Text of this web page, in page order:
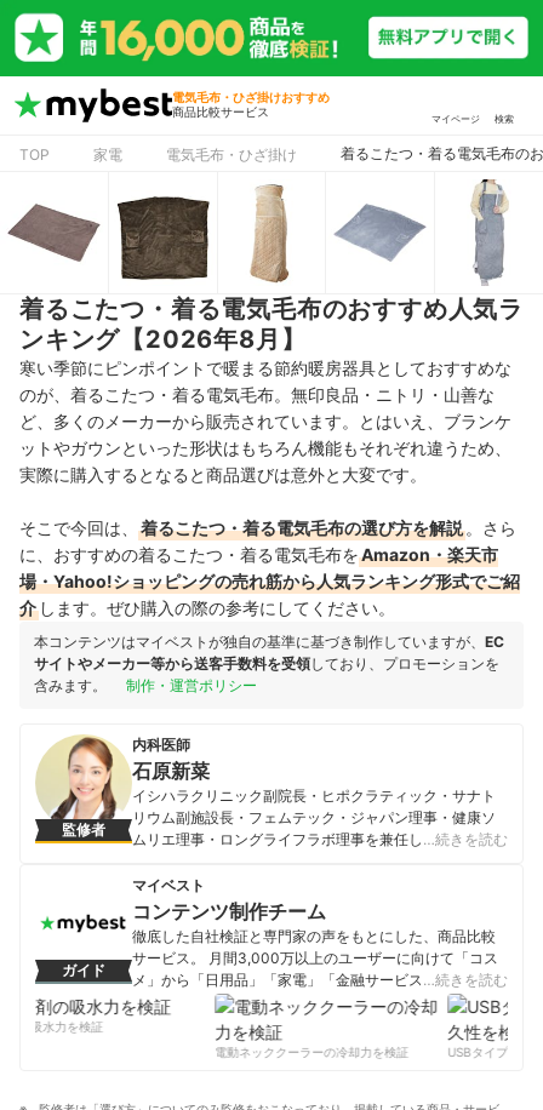
電気毛布・ひざ掛けおすすめ
商品比較サービス
マイページ 検索
TOP 家電 電気毛布・ひざ掛け 着るこたつ・着る電気毛布の
着るこたつ・着る電気毛布のおすすめ人気ラ
ンキング【2026年8月】
寒い季節にピンポイントで暖まる節約暖房器具としておすすめな
のが、着るこたつ・着る電気毛布。無印良品・ニトリ・山善な
ど、多くのメーカーから販売されています。とはいえ、ブランケ
ットやガウンといった形状はもちろん機能もそれぞれ違うため、
実際に購入するとなると商品選びは意外と大変です。
そこで今回は、 着るこたつ・着る電気毛布の選び方を解説 。さら
に、おすすめの着るこたつ・着る電気毛布をAmazon・楽天市
場・Yahoo!ショッピングの売れ筋から人気ランキング形式でご紹
介 します。ぜひ購入の際の参考にしてください。
本コンテンツはマイベストが独自の基準に基づき制作していますが、 EC
サイトやメーカー等から送客手数料を受領しており、プロモーションを
含みます。
制作・運営ポリシー
監修者
内科医師
石原新菜
イシハラクリニック副院長・ヒポクラティック・サナト
リウム副施設長・フェムテック・ジャパン理事・健康ソ
ムリエ理事・ロングライフラボ理事を兼任して勤めてい
とする診療を行うかたわら、テレビ・ラジオへの出演
や、執筆・講演活動なども積極的に行い、「腹巻」や
「生姜」などによる美容と健康増進の効果を広めること
に尽力している。二児の母、女性としての視点からアド
バイスにも定評がある。 著書に13万部を超えるセラーと
なった『お医者さんがすすめる 不調を治す10倍ショウガ
の作り方』（アスコム）他、約70冊を著書。テレビ東京
「主治医が見つかる診療所」レギュラー出演中。
石原新菜のプロフィール
…続きを読む
ガイド
マイベスト
コンテンツ制作チーム
徹底した自社検証と専門家の声をもとにした、商品比較
サービス。 月間3,000万以上のユーザーに向けて「コス
メ」から「日用品」「家電」「金融サービス」まで、ベ
ストな商品を選んでもらうために、毎日コンテンツを制
コンテンツ制作チームのプロフィール
…続きを読む
の吸水力を検証
電動ネッククーラーの冷却力を検証
USBタイプCケー